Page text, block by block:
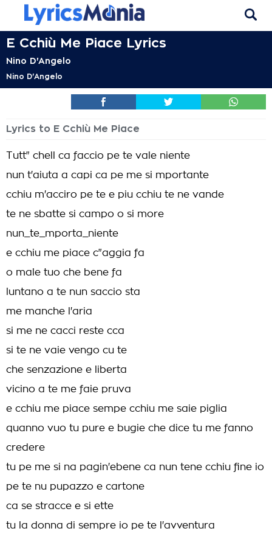
E Cchiù Me Piace Lyrics
Nino D'Angelo
Nino D'Angelo
Lyrics to E Cchiù Me Piace
Tutt" chell ca faccio pe te vale niente
nun t'aiuta a capi ca pe me si mportante
cchiu m'acciro pe te e piu cchiu te ne vande
te ne sbatte si campo o si more
nun_te_mporta_niente
e cchiu me piace c"aggia fa
o male tuo che bene fa
luntano a te nun saccio sta
me manche l'aria
si me ne cacci reste cca
si te ne vaie vengo cu te
che senzazione e liberta
vicino a te me faie pruva
e cchiu me piace sempe cchiu me saie piglia
quanno vuo tu pure e bugie che dice tu me fanno
credere
tu pe me si na pagin'ebene ca nun tene cchiu fine io
pe te nu pupazzo e cartone
ca se stracce e si ette
tu la donna di sempre io pe te l'avventura